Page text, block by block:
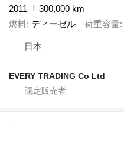
2011
300,000 km
燃料 ディーゼル 荷重容量
日本
EVERY TRADING Co Ltd